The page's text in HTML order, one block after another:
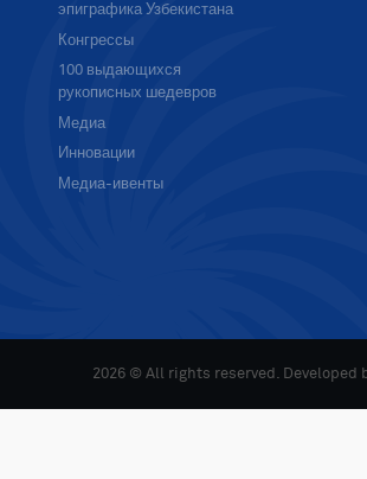
эпиграфика Узбекистана
Конгрессы
100 выдающихся
рукописных шедевров
Медиа
Инновации
Медиа-ивенты
2026 © All rights reserved. Developed